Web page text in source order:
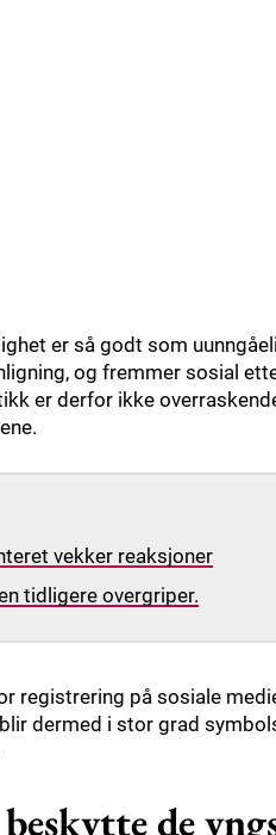
er så godt som
og fremmer sosial
er derfor ikke
vekker reaksjoner
tidligere overgriper.
registrering på sosiale
dermed i stor grad
de